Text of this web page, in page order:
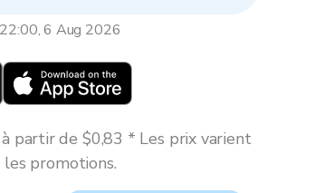
22:00, 6 Aug 2026
partir de $0,83 * Les prix varient
promotions.